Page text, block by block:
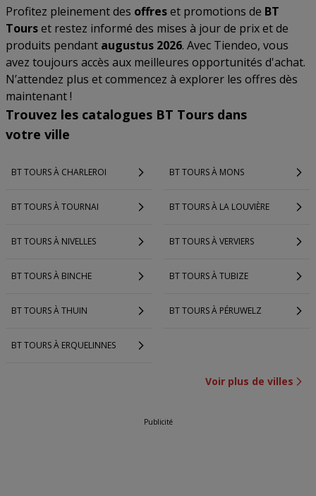
Profitez pleinement des offreset promotions de BT
Tourset restez informé des mises à jour de prix et de
produits pendant augustus 2026. Avec Tiendeo, vous
avez toujours accès aux meilleures opportunités d'achat.
N’attendez plus et commencez à explorer les offres dès
maintenant !
Trouvez les catalogues BT Tours dans
votre ville
BT TOURS À CHARLEROI BT TOURS À MONS
BT TOURS À TOURNAI BT TOURS À LA LOUVIÈRE
BT TOURS À NIVELLES BT TOURS À VERVIERS
BT TOURS À BINCHE BT TOURS À TUBIZE
BT TOURS À THUIN BT TOURS À PÉRUWELZ
BT TOURS À ERQUELINNES
Voir plus de villes
Publicité